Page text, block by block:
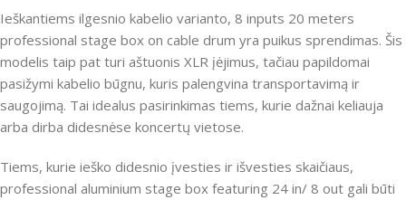
Ieškantiems ilgesnio kabelio varianto, 8 inputs 20 meters
professional stage box on cable drum yra puikus sprendimas. Šis
modelis taip pat turi aštuonis XLR įėjimus, tačiau papildomai
pasižymi kabelio būgnu, kuris palengvina transportavimą ir
saugojimą. Tai idealus pasirinkimas tiems, kurie dažnai keliauja
arba dirba didesnėse koncertų vietose.
Tiems, kurie ieško didesnio įvesties ir išvesties skaičiaus,
professional aluminium stage box featuring 24 in/ 8 out gali būti